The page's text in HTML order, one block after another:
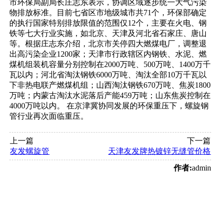
市环保局副局长庄志东表示，协调区域逐步统一大气污染
物排放标准。目前七省区市地级城市共71个，环保部确定
的执行国家特别排放限值的范围仅12个，主要在火电、钢
铁等七大行业实施，如北京、天津及河北省石家庄、唐山
等。根据庄志东介绍，北京市关停四大燃煤电厂，调整退
出高污染企业1200家；天津市行政辖区内钢铁、水泥、燃
煤机组装机容量分别控制在2000万吨、500万吨、1400万千
瓦以内；河北省淘汰钢铁6000万吨、淘汰全部10万千瓦以
下非热电联产燃煤机组；山西淘汰钢铁670万吨、焦炭1800
万吨；内蒙古淘汰水泥落后产能459万吨；山东焦炭控制在
4000万吨以内。 在京津冀协同发展的环保重压下，螺旋钢
管行业再次面临重压。
上一篇
友发螺旋管
下一篇
天津友发牌热镀锌无缝管价格
作者:admin